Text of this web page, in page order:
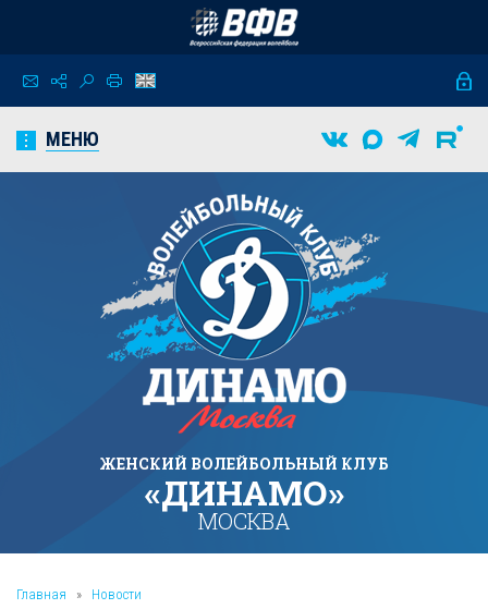
МЕНЮ
ЖЕНСКИЙ ВОЛЕЙБОЛЬНЫЙ КЛУБ
«ДИНАМО»
МОСКВА
Главная » Новости